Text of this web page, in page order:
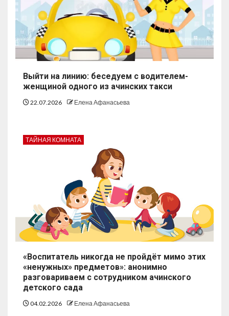
Выйти на линию: беседуем с водителем-
женщиной одного из ачинских такси
22.07.2026 Елена Афанасьева
ТАЙНАЯ КОМНАТА
«Воспитатель никогда не пройдёт мимо этих
«ненужных» предметов»: анонимно
разговариваем с сотрудником ачинского
детского сада
04.02.2026 Елена Афанасьева